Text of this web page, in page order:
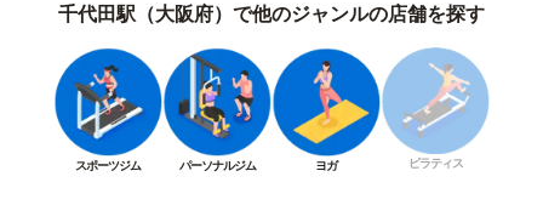
千代田駅（大阪府）で他のジャンルの店舗を探す
スポーツジム パーソナルジム ヨガ ピラティス